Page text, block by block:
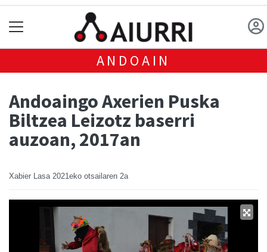
ANDOAIN
Andoaingo Axerien Puska
Biltzea Leizotz baserri
auzoan, 2017an
Xabier Lasa 2021eko otsailaren 2a